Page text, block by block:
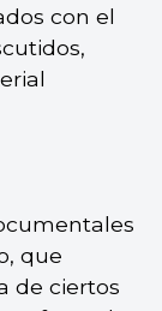
con el
que
de ciertos